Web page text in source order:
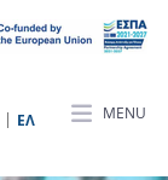
MENU
ΕΛ